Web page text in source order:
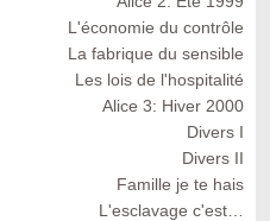
L'économie du contrôle
La fabrique du sensible
Les lois de l'hospitalité
Alice 3: Hiver 2000
Divers I
Divers II
Famille je te hais
L'esclavage c'est…